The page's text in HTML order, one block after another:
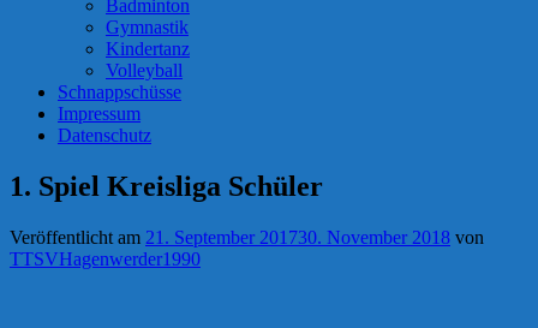
Badminton
Gymnastik
Kindertanz
Volleyball
Schnappschüsse
Impressum
Datenschutz
1. Spiel Kreisliga Schüler
Veröffentlicht am 21. September 201730. November 2018 von
TTSVHagenwerder1990